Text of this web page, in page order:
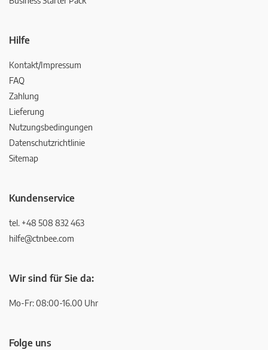
Hilfe
Kontakt/Impressum
FAQ
Zahlung
Lieferung
Nutzungsbedingungen
Datenschutzrichtlinie
Sitemap
Kundenservice
tel. +48 508 832 463
hilfe@ctnbee.com
Wir sind für Sie da:
Mo-Fr: 08:00-16.00 Uhr
Folge uns